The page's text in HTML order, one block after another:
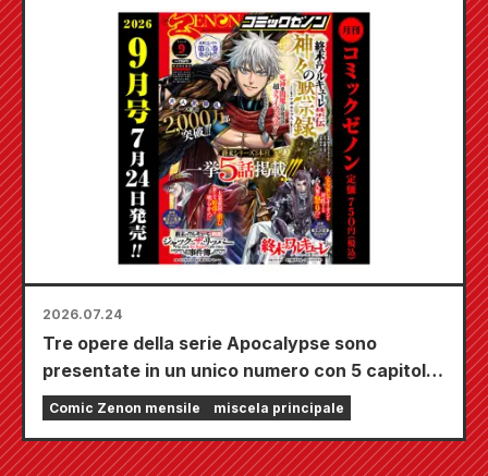
Secret of the Gal Bride" uscirà il 20 ottobre!
2026.07.24
Tre opere della serie Apocalypse sono
presentate in un unico numero con 5 capitoli!!
Il numero di settembre 2026 di "Monthly
Comic Zenon" sarà in vendita dal 24 luglio!!
Comic Zenon mensile miscela principale